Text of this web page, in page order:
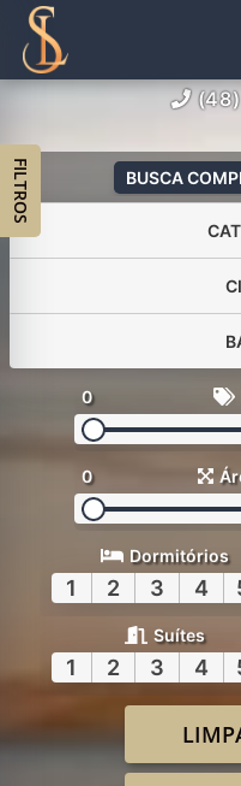
BUSCA
0
0
Dormitórios
1 2 3 4
Suítes
1 2 3 4
FILTROS